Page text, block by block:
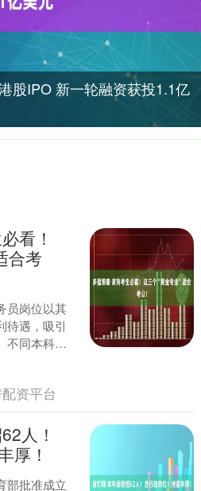
股IPO 新一轮融资获投1.1亿
看！
合考
员岗位以其
待遇，吸引
不同本科专
度，那可
资平台
人！
厚！
部批准成立